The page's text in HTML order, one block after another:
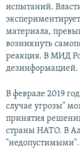
испытаний.
материала,
возникнуть
реакция. В МИД
дезинформацией.
В феврале 2019
случае угрозы"
принятия
страны НАТО. В
"недопустимыми".